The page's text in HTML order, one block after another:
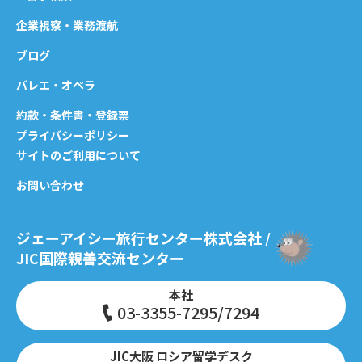
企業視察・業務渡航
ブログ
バレエ・オペラ
約款・条件書・登録票
プライバシーポリシー
サイトのご利用について
お問い合わせ
ジェーアイシー旅行センター株式会社 /
JIC国際親善交流センター
本社
03-3355-7295/7294
JIC大阪 ロシア留学デスク